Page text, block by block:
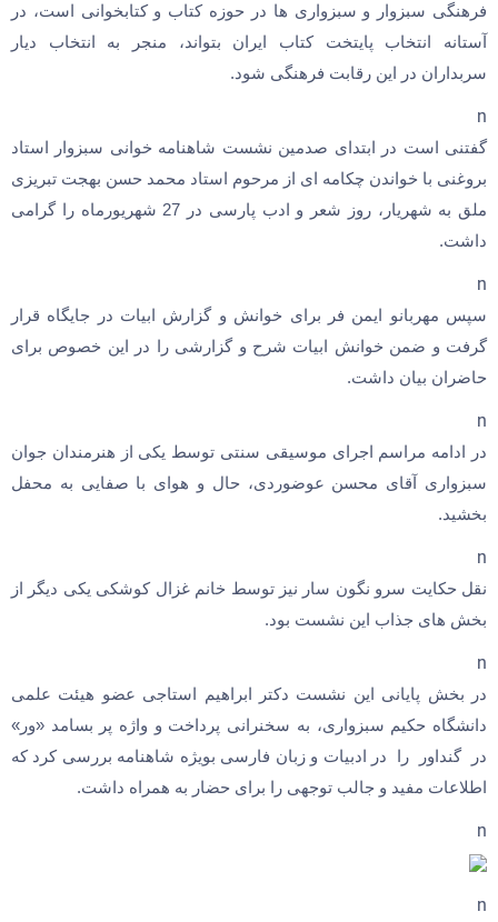
فرهنگی سبزوار و سبزواری ها در حوزه کتاب و کتابخوانی است، در
آستانه انتخاب پایتخت کتاب ایران بتواند، منجر به انتخاب دیار
سربداران در این رقابت فرهنگی شود.
n
گفتنی است در ابتدای صدمین نشست شاهنامه خوانی سبزوار استاد
بروغنی با خواندن چکامه ای از مرحوم استاد محمد حسن بهجت تبریزی
ملق به شهریار، روز شعر و ادب پارسی در 27 شهریورماه را گرامی
داشت.
n
سپس مهربانو ایمن فر برای خوانش و گزارش ابیات در جایگاه قرار
گرفت و ضمن خوانش ابیات شرح و گزارشی را در این خصوص برای
حاضران بیان داشت.
n
در ادامه مراسم اجرای موسیقی سنتی توسط یکی از هنرمندان جوان
سبزواری آقای محسن عوضوردی، حال و هوای با صفایی به محفل
بخشید.
n
نقل حکایت سرو نگون سار نیز توسط خانم غزال کوشکی یکی دیگر از
بخش های جذاب این نشست بود.
n
در بخش پایانی این نشست دکتر ابراهیم استاجی عضو هیئت علمی
دانشگاه حکیم سبزواری، به سخنرانی پرداخت و واژه پر بسامد «ور»
در گنداور را در ادبیات و زبان فارسی بویژه شاهنامه بررسی کرد که
اطلاعات مفید و جالب توجهی را برای حضار به همراه داشت.
n
n